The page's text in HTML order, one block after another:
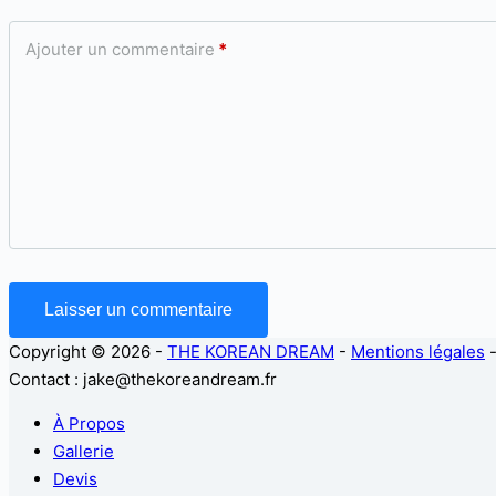
Ajouter un commentaire *
Laisser un commentaire
Copyright © 2026 - THE KOREAN DREAM - Mentions légales -
Contact : jake@thekoreandream.fr
À Propos
Gallerie
Devis